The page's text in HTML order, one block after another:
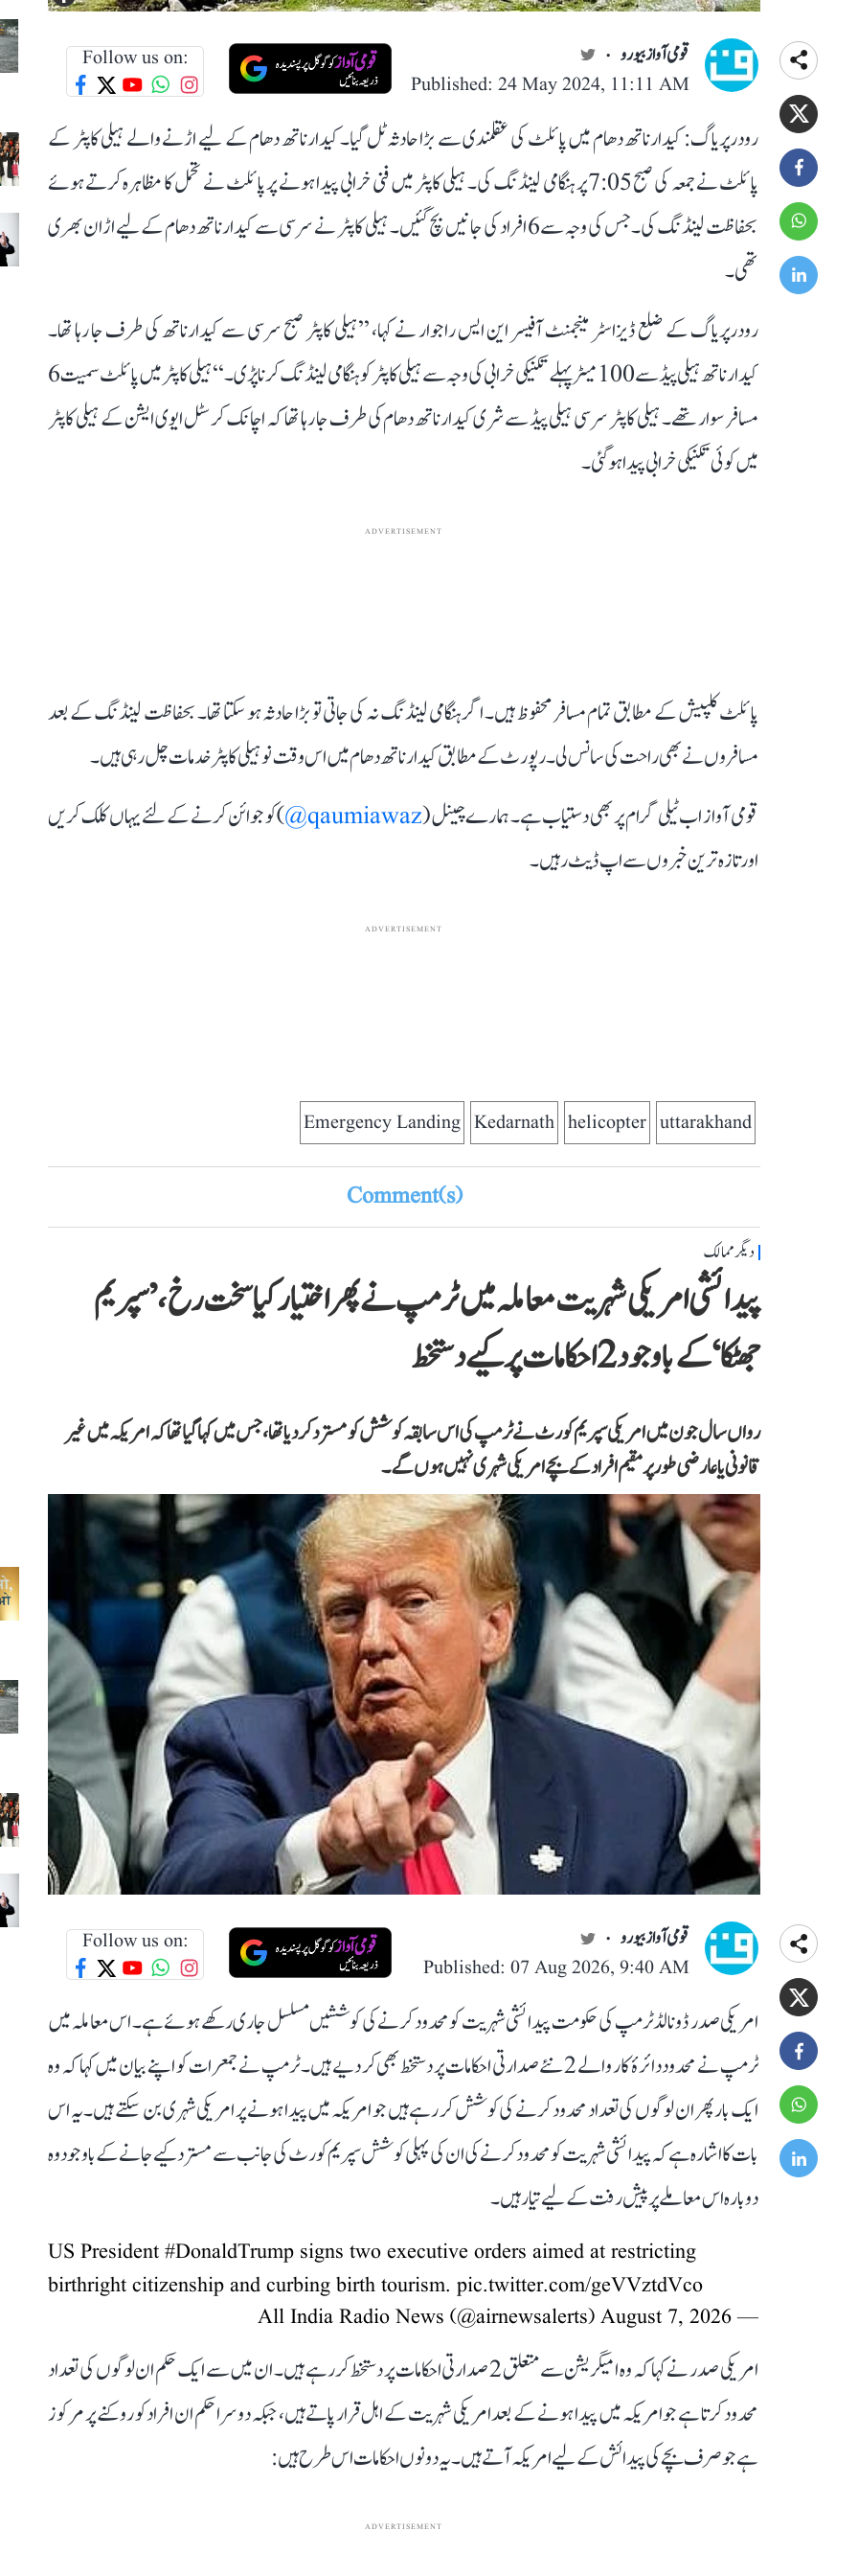
قومی آواز بیورو
Published: 24 May 2024, 11:11 AM
Follow us on:
رودرپریاگ: کیدارناتھ دھام میں پائلٹ کی عقلمندی سے بڑا حادثہ ٹل گیا۔ کیدارناتھ دھام کے لیے اڑنے والے ہیلی کاپٹر کے
پائلٹ نے جمعہ کی صبح 7:05 پر ہنگامی لینڈنگ کی۔ ہیلی کاپٹر میں فنی خرابی پیدا ہونے پر پائلٹ نے تحمل کا مظاہرہ کرتے ہوئے
بحفاظت لینڈنگ کی۔ جس کی وجہ سے 6 افراد کی جانیں بچ گئیں۔ ہیلی کاپٹر نے سرسی سے کیدارناتھ دھام کے لیے اڑان بھری
تھی۔
رودرپریاگ کے ضلع ڈیزاسٹر مینجمنٹ آفیسر این ایس راجوار نے کہا، ’’ہیلی کاپٹر صبح سرسی سے کیدارناتھ کی طرف جا رہا تھا۔
کیدارناتھ ہیلی پیڈ سے 100 میٹر پہلے تکنیکی خرابی کی وجہ سے ہیلی کاپٹر کو ہنگامی لینڈنگ کرنا پڑی۔‘‘ ہیلی کاپٹر میں پائلٹ سمیت 6
مسافر سوار تھے۔ ہیلی کاپٹر سرسی ہیلی پیڈ سے شری کیدارناتھ دھام کی طرف جا رہا تھا کہ اچانک کرسٹل ایوی ایشن کے ہیلی کاپٹر
میں کوئی تکنیکی خرابی پیدا ہو گئی۔
ADVERTISEMENT
پائلٹ کلپیش کے مطابق تمام مسافر محفوظ ہیں۔ اگر ہنگامی لینڈنگ نہ کی جاتی تو بڑا حادثہ ہو سکتا تھا۔ بحفاظت لینڈنگ کے بعد
مسافروں نے بھی راحت کی سانس لی۔ رپورٹ کے مطابق کیدارناتھ دھام میں اس وقت نو ہیلی کاپٹر خدمات چل رہی ہیں۔
قومی آواز اب ٹیلی گرام پر بھی دستیاب ہے۔ ہمارے چینل (qaumiawaz@
) کو جوائن کرنے کے لئے یہاں کلک کریں
اور تازہ ترین خبروں سے اپ ڈیٹ رہیں۔
ADVERTISEMENT
uttarakhand
helicopter
Kedarnath
Emergency Landing
Comment(s)
دیگر ممالک
پیدائشی امریکی شہریت معاملہ میں ٹرمپ نے پھر اختیار کیا سخت رخ، ’سپریم
جھٹکا‘ کے باوجود 2 احکامات پر کیے دستخط
رواں سال جون میں امریکی سپریم کورٹ نے ٹرمپ کی اس سابقہ کوشش کو مسترد کر دیا تھا، جس میں کہا گیا تھا کہ امریکہ میں غیر
قانونی یا عارضی طور پر مقیم افراد کے بچے امریکی شہری نہیں ہوں گے۔
قومی آواز بیورو
Published: 07 Aug 2026, 9:40 AM
Follow us on:
امریکی صدر ڈونالڈ ٹرمپ کی حکومت پیدائشی شہریت کو محدود کرنے کی کوششیں مسلسل جاری رکھے ہوئے ہے۔ اس معاملہ میں
ٹرمپ نے محدود دائرۂ کار والے 2 نئے صدارتی احکامات پر دستخط بھی کر دیے ہیں۔ ٹرمپ نے جمعرات کو اپنے بیان میں کہا کہ وہ
ایک بار پھر ان لوگوں کی تعداد محدود کرنے کی کوشش کر رہے ہیں جو امریکہ میں پیدا ہونے پر امریکی شہری بن سکتے ہیں۔ یہ اس
بات کا اشارہ ہے کہ پیدائشی شہریت کو محدود کرنے کی ان کی پہلی کوشش سپریم کورٹ کی جانب سے مسترد کیے جانے کے باوجود وہ
دوبارہ اس معاملے پر پیش رفت کے لیے تیار ہیں۔
US President#DonaldTrump signs two executive orders aimed at restricting
birthright citizenship and curbing birth tourism. pic.twitter.com/geVVztdVco
— All India Radio News (@airnewsalerts)
August 7, 2026
امریکی صدر نے کہا کہ وہ امیگریشن سے متعلق 2 صدارتی احکامات پر دستخط کر رہے ہیں۔ ان میں سے ایک حکم ان لوگوں کی تعداد
محدود کرتا ہے جو امریکہ میں پیدا ہونے کے بعد امریکی شہریت کے اہل قرار پاتے ہیں، جبکہ دوسرا حکم ان افراد کو روکنے پر مرکوز
ہے جو صرف بچے کی پیدائش کے لیے امریکہ آتے ہیں۔ یہ دونوں احکامات اس طرح ہیں:
ADVERTISEMENT